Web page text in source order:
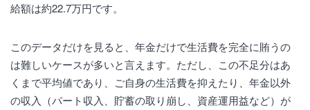
給額は約22.7万円です。
このデータだけを見ると、年金だけで生活費を完全に賄うの
は難しいケースが多いと言えます。ただし、この不足分はあ
くまで平均値であり、ご自身の生活費を抑えたり、年金以外
の収入（パート収入、貯蓄の取り崩し、資産運用益など）が